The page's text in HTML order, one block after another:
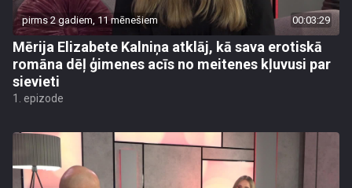
pirms 2 gadiem, 11 mēnešiem 00:03:29
Mērija Elizabete Kalniņa atklāj, kā sava erotiskā
romāna dēļ ģimenes acīs no meitenes kļuvusi par
sievieti
1. epizode